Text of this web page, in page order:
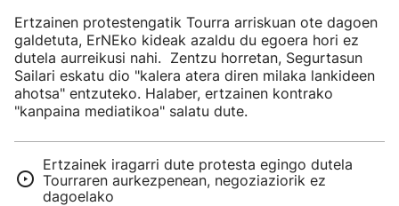
Ertzainen protestengatik Tourra arriskuan ote dagoen
galdetuta, ErNEko kideak azaldu du egoera hori ez
dutela aurreikusi nahi. Zentzu horretan, Segurtasun
Sailari eskatu dio "kalera atera diren milaka lankideen
ahotsa" entzuteko. Halaber, ertzainen kontrako
"kanpaina mediatikoa" salatu dute.
Ertzainek iragarri dute protesta egingo dutela
Tourraren aurkezpenean, negoziaziorik ez
dagoelako